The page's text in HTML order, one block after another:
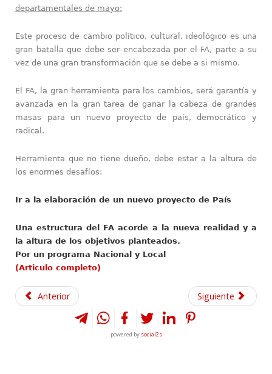
departamentales de mayo:
Este proceso de cambio político, cultural, ideológico es una
gran batalla que debe ser encabezada por el FA, parte a su
vez de una gran transformación que se debe a si mismo.
El FA, la gran herramienta para los cambios, será garantía y
avanzada en la gran tarea de ganar la cabeza de grandes
masas para un nuevo proyecto de país, democrático y
radical.
Herramienta que no tiene dueño, debe estar a la altura de
los enormes desafíos:
Ir a la elaboración de un nuevo proyecto de País
Una estructura del FA acorde a la nueva realidad y a
la altura de los objetivos planteados.
Por un programa Nacional y Local
(Articulo completo)
Anterior Siguiente
powered by social2s